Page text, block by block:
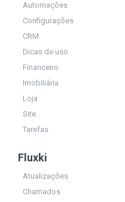
Automações
Configurações
CRM
Dicas de uso
Financeiro
Imobiliária
Loja
Site
Tarefas
Fluxki
Atualizações
Chamados